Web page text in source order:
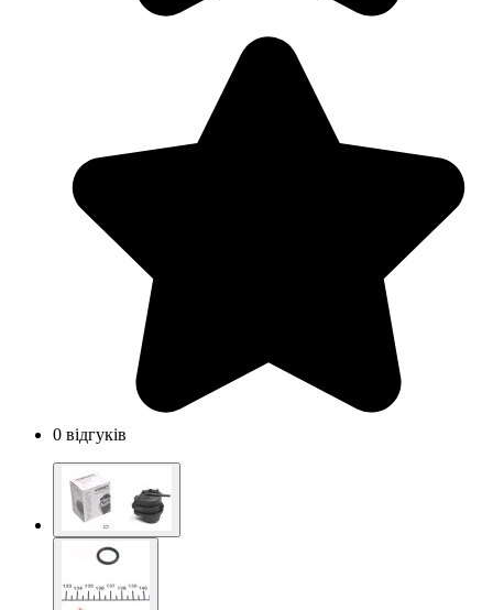
0 відгуків